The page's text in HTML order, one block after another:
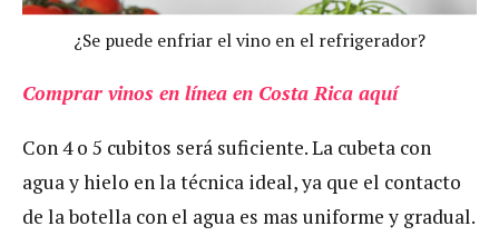
¿Se puede enfriar el vino en el refrigerador?
Comprar vinos en línea en Costa Rica aquí
Con 4 o 5 cubitos será suficiente. La cubeta con
agua y hielo en la técnica ideal, ya que el contacto
de la botella con el agua es mas uniforme y gradual.